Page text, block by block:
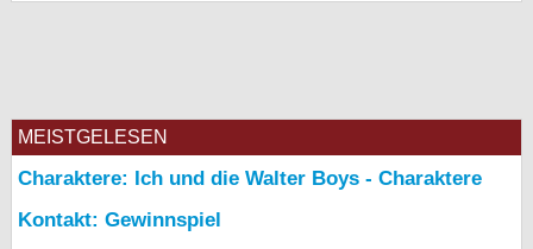
MEISTGELESEN
Charaktere: Ich und die Walter Boys - Charaktere
Kontakt: Gewinnspiel